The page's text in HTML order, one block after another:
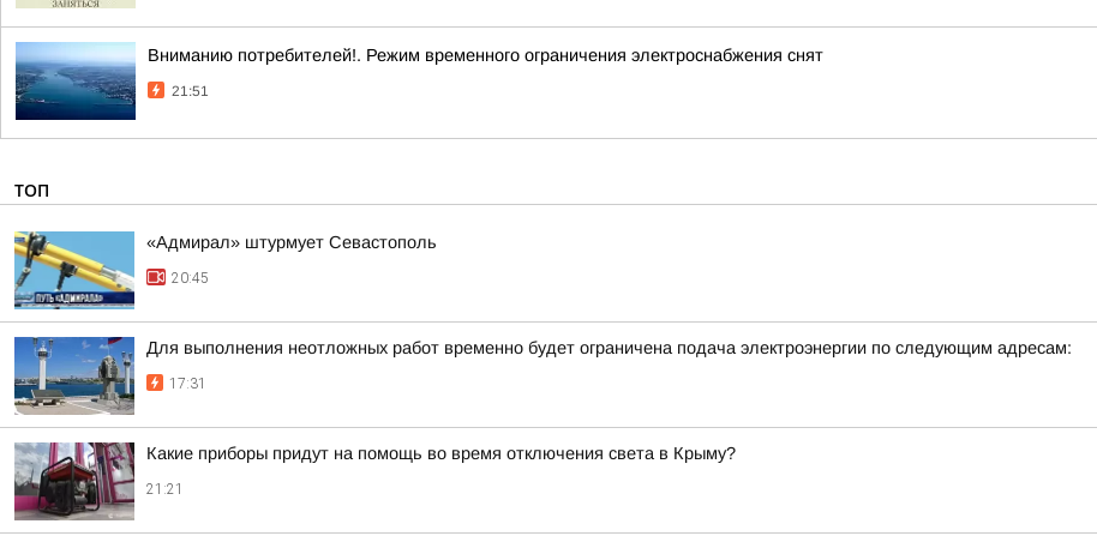
Вниманию потребителей!. Режим временного ограничения электроснабжения снят
21:51
ТОП
«Адмирал» штурмует Севастополь
20:45
Для выполнения неотложных работ временно будет ограничена подача электроэнергии по следующим адресам:
17:31
Какие приборы придут на помощь во время отключения света в Крыму?
21:21